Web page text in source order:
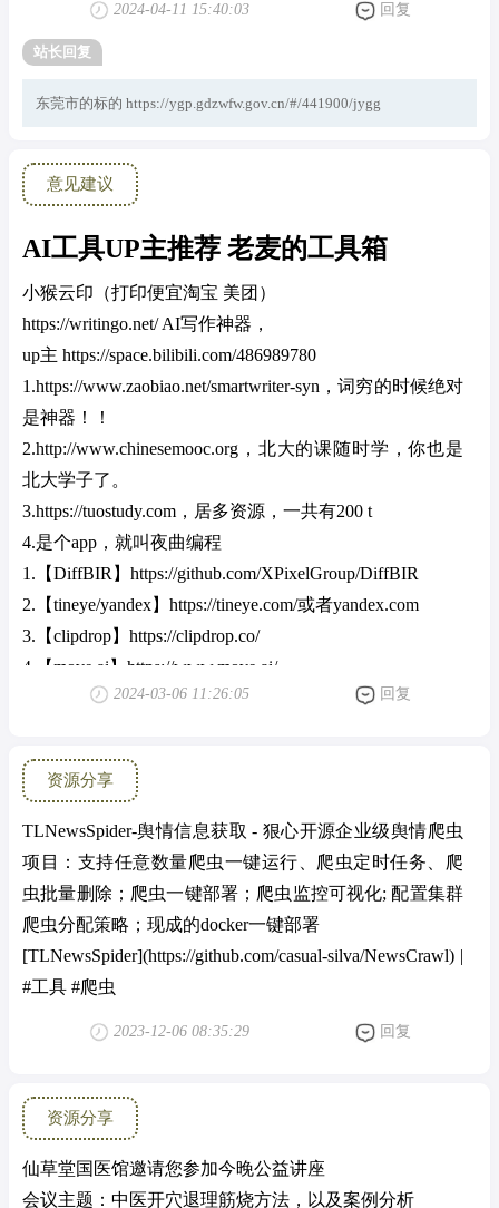
2024-04-11 15:40:03 回复
站长回复
东莞市的标的 https://ygp.gdzwfw.gov.cn/#/441900/jygg
意见建议
AI工具UP主推荐 老麦的工具箱
小猴云印（打印便宜淘宝 美团）
https://writingo.net/ AI写作神器，
up主 https://space.bilibili.com/486989780
1.https://www.zaobiao.net/smartwriter-syn，词穷的时候绝对
是神器！！
2.http://www.chinesemooc.org，北大的课随时学，你也是
北大学子了。
3.https://tuostudy.com，居多资源，一共有200 t
4.是个app，就叫夜曲编程
1.【DiffBIR】https://github.com/XPixelGroup/DiffBIR
2.【tineye/yandex】https://tineye.com/或者yandex.com
3.【clipdrop】https://clipdrop.co/
4.【move.ai】https://www.move.ai/
5.【wantquotes】https://wantquotes.net
7.【morph studio】https://discord.gg/ArFwXgXAyC
8.【grammarly】https://www.grammarly.com
【durable】https://durable.co/
【gamma】https://gamma.app/?lng=en
1.https://qiuyu96.github.io/CoDeF/
2.https://www.blockadelabs.com
3.https://alpha.genmo.ai/
https://motion.yoo-ai.com/ AI生成PPT
2.broadcast eye contact：
us/geforce/broadcasting/broadcast-app/
安装教程：https://www.nvidia.com/en-
us/geforce/guides/broadcast-app-setup-guide/
3.ProPainter：https://shangchenzhou.com/projects/ProPainter/
2024-03-06 11:26:05 回复
资源分享
TLNewsSpider-舆情信息获取 - 狠心开源企业级舆情爬虫
项目：支持任意数量爬虫一键运行、爬虫定时任务、爬
虫批量删除；爬虫一键部署；爬虫监控可视化; 配置集群
爬虫分配策略；现成的docker一键部署
[TLNewsSpider](https://github.com/casual-silva/NewsCrawl) |
#工具 #爬虫
2023-12-06 08:35:29 回复
资源分享
仙草堂国医馆邀请您参加今晚公益讲座
会议主题：中医开穴退理筋烧方法，以及案例分析